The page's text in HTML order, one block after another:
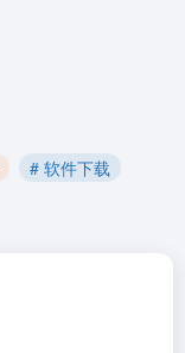
# 软件下载